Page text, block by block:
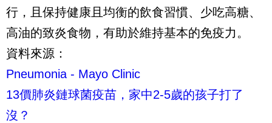
行，且保持健康且均衡的飲食習慣、少吃高糖、
高油的致炎食物，有助於維持基本的免疫力。
資料來源：
Pneumonia - Mayo Clinic
13價肺炎鏈球菌疫苗，家中2-5歲的孩子打了
沒？